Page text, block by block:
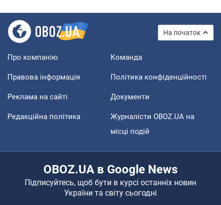
На початок
Про компанію Команда
Правова інформація Політика конфіденційності
Реклама на сайті Документи
Редакційна політика
Журналісти OBOZ.UA на
місці подій
OBOZ.UA в Google News
Підписуйтесь, щоб бути в курсі останніх новин
України та світу сьогодні